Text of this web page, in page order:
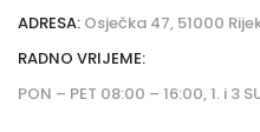
ADRESA: Osječka 47, 51000
RADNO VRIJEME:
PON – PET 08:00 – 16:00, 1. i 3